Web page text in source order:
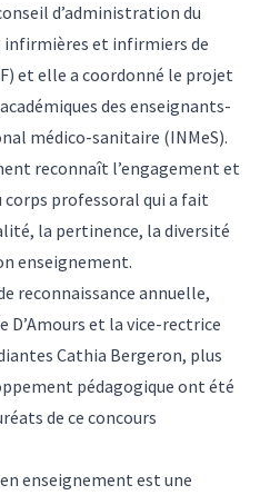
d’administration du
et infirmiers de
et elle a coordonné le projet
des enseignants-
médico-sanitaire (INMeS).
reconnaît l’engagement et
corps professoral qui a fait
la pertinence, la diversité
enseignement.
reconnaissance annuelle,
D’Amours et la vice-rectrice
Cathia Bergeron, plus
pédagogique ont été
de ce concours
enseignement est une